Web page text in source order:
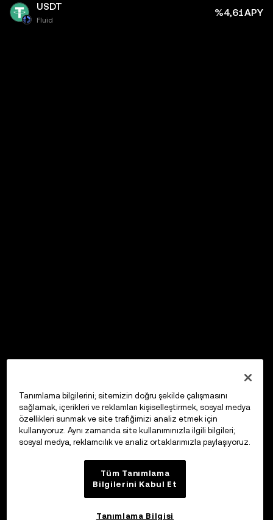
USDT
Fluid
%4,61APY
Tanımlama bilgilerini; sitemizin doğru şekilde çalışmasını
sağlamak, içerikleri ve reklamları kişiselleştirmek, sosyal medya
özellikleri sunmak ve site trafiğimizi analiz etmek için
kullanıyoruz. Aynı zamanda site kullanımınızla ilgili bilgileri;
sosyal medya, reklamcılık ve analiz ortaklarımızla paylaşıyoruz.
Tüm Tanımlama
Bilgilerini Kabul Et
Tanımlama Bilgisi